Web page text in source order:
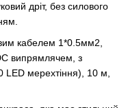
дріт, без силового
кабелем 1*0.5мм2,
випрямлячем, з
LED мерехтіння), 10 м,